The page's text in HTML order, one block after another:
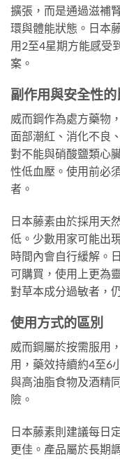
擴張，而是通過滋補
環與體能狀態。日本
用2至4星期方能感受
案。
副作用與安全性的
威而鋼作為處方藥物
面部潮紅、消化不良
對不能與硝酸鹽類心
性低血壓。使用前必
者。
日本藤素由於採用天
低。少數用家可能出
時間內會自行緩解。
可購買，使用上更為
對草本成分過敏者，
使用方式的區別
威而鋼屬於按需服用
用，藥效持續約4至6
與高油脂食物及酒精
險。
日本藤素則建議每日
更佳。產品屬於長期